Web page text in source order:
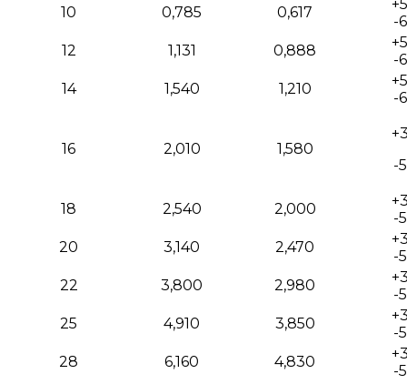
10
0,785 0,617
-
12
1,131 0,888
-
14
1,540 1,210
-
16 2,010 1,580
-
18 2,540 2,000
-
20
3,140 2,470
-
22
3,800 2,980
-
25
4,910 3,850
-
28
6,160 4,830
-